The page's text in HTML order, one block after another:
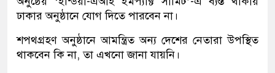
ঢাকার অনুষ্ঠানে যোগ দিতে পারবেন না।
শপথগ্রহণ অনুষ্ঠানে আমন্ত্রিত অন্য দেশের নেতারা উপস্থিত
থাকবেন কি না, তা এখনো জানা যায়নি।